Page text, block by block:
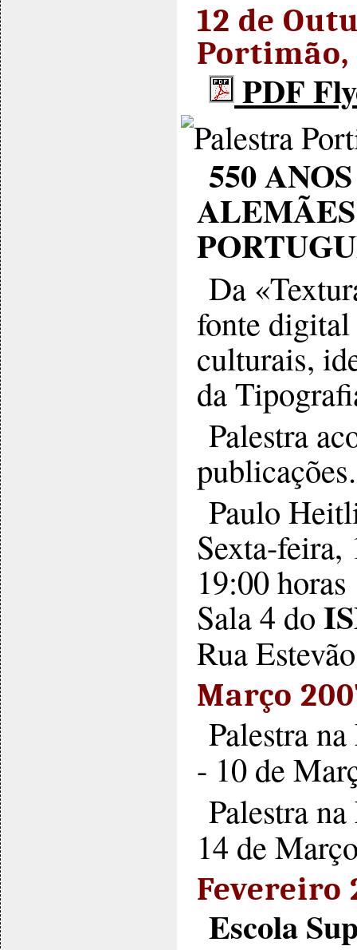
12 de
PDF
550
Da
fonte
culturais,
da
Palestra
publicações.
Paulo
Sexta-
19:00 horas
Sala 4 do
Rua
Março
Palestra na
- 10 de
Palestra na
14 de
Fevereiro
Escola